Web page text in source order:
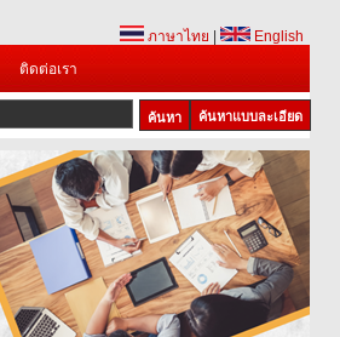
ภาษาไทย
English
ติดต่อเรา
ค้นหาแบบละเอียด